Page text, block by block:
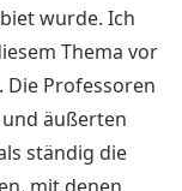
wurde. Ich
Thema vor
Professoren
äußerten
ständig die